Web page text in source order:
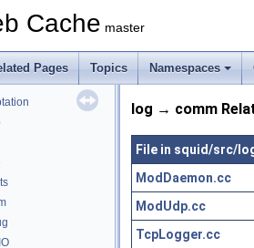
Cache master
Pages Topics Namespaces
log → comm
File in squid/src/
ModDaemon.cc
ModUdp.cc
TcpLogger.cc